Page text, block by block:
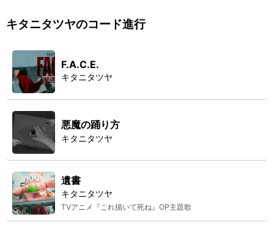
キタニタツヤのコード進行
F.A.C.E.
キタニタツヤ
悪魔の踊り方
キタニタツヤ
遺書
キタニタツヤ
TVアニメ『これ描いて死ね』OP主題歌